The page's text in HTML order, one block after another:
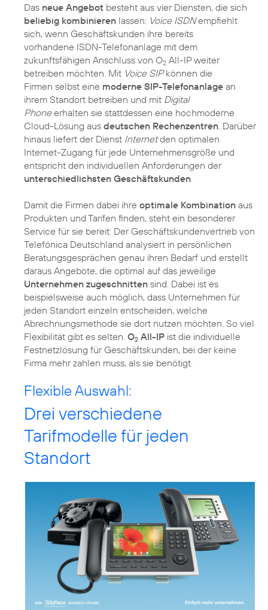
Das neue Angebot besteht aus vier Diensten, die sich
beliebig kombinieren lassen: Voice ISDNempfiehlt
sich, wenn Geschäftskunden ihre bereits
vorhandene ISDN-Telefonanlage mit dem
zukunftsfähigen Anschluss von O2 All-IP weiter
betreiben möchten. Mit Voice SIPkönnen die
Firmen selbst eine moderne SIP-Telefonanlage an
ihrem Standort betreiben und mit Digital
Phoneerhalten sie stattdessen eine hochmoderne
Cloud-Lösung aus deutschen Rechenzentren . Darüber
hinaus liefert der Dienst Internetden optimalen
Internet-Zugang für jede Unternehmensgröße und
entspricht den individuellen Anforderungen der
unterschiedlichsten Geschäftskunden
Damit die Firmen dabei ihre optimale Kombination aus
Produkten und Tarifen finden, steht ein besonderer
Service für sie bereit: Der Geschäftskundenvertrieb von
Telefónica Deutschland analysiert in persönlichen
Beratungsgesprächen genau ihren Bedarf und erstellt
daraus Angebote, die optimal auf das jeweilige
Unternehmen zugeschnitten sind. Dabei ist es
beispielsweise auch möglich, dass Unternehmen für
jeden Standort einzeln entscheiden, welche
Abrechnungsmethode sie dort nutzen möchten. So viel
Flexibilität gibt es selten. O2 All-IP ist die individuelle
Festnetzlösung für Geschäftskunden, bei der keine
Firma mehr zahlen muss, als sie benötigt.
Flexible Auswahl:
Drei verschiedene
Tarifmodelle für jeden
Standort